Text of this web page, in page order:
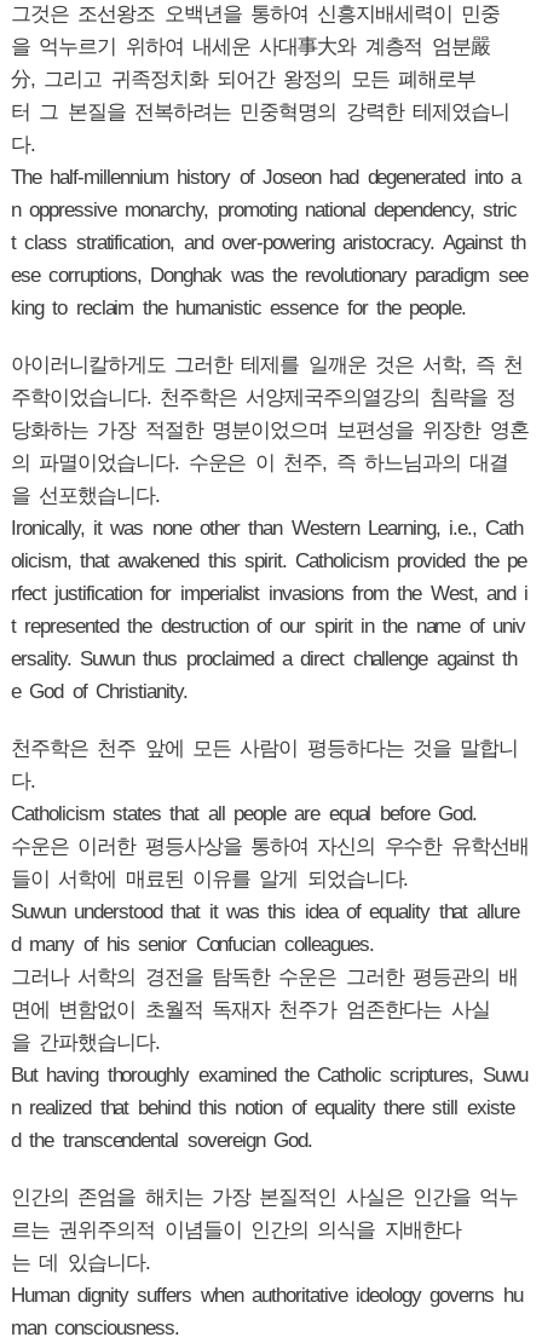
그것은 조선왕조 오백년을 통하여 신흥지배세력이 민중
을 억누르기 위하여 내세운 사대事大와 계층적 엄분嚴
分, 그리고 귀족정치화 되어간 왕정의 모든 폐해로부
터 그 본질을 전복하려는 민중혁명의 강력한 테제였습니
다.
The half-millennium history of Joseon had degenerated into a
n oppressive monarchy, promoting national dependency, stric
t class stratification, and over-powering aristocracy. Against th
ese corruptions, Donghak was the revolutionary paradigm see
king to reclaim the humanistic essence for the people.
아이러니칼하게도 그러한 테제를 일깨운 것은 서학, 즉 천
주학이었습니다. 천주학은 서양제국주의열강의 침략을 정
당화하는 가장 적절한 명분이었으며 보편성을 위장한 영혼
의 파멸이었습니다. 수운은 이 천주, 즉 하느님과의 대결
을 선포했습니다.
Ironically, it was none other than Western Learning, i.e., Cath
olicism, that awakened this spirit. Catholicism provided the pe
rfect justification for imperialist invasions from the West, and i
t represented the destruction of our spirit in the name of univ
ersality. Suwun thus proclaimed a direct challenge against th
e God of Christianity.
천주학은 천주 앞에 모든 사람이 평등하다는 것을 말합니
다.
Catholicism states that all people are equal before God.
수운은 이러한 평등사상을 통하여 자신의 우수한 유학선배
들이 서학에 매료된 이유를 알게 되었습니다.
Suwun understood that it was this idea of equality that allure
d many of his senior Confucian colleagues.
그러나 서학의 경전을 탐독한 수운은 그러한 평등관의 배
면에 변함없이 초월적 독재자 천주가 엄존한다는 사실
을 간파했습니다.
But having thoroughly examined the Catholic scriptures, Suwu
n realized that behind this notion of equality there still existe
d the transcendental sovereign God.
인간의 존엄을 해치는 가장 본질적인 사실은 인간을 억누
르는 권위주의적 이념들이 인간의 의식을 지배한다
는 데 있습니다.
Human dignity suffers when authoritative ideology governs hu
man consciousness.